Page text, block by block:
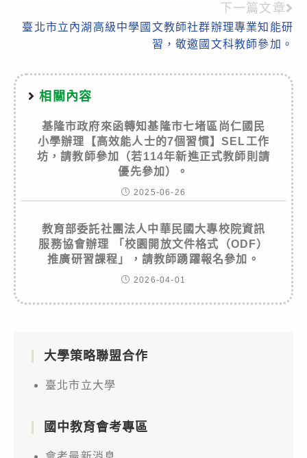
下一篇文章
臺北市立內湖高級中學國文教師社群辦理專業知能研
習，敬邀國文科教師參加。
相關內容
基隆市政府來函轉知基隆市七堵區尚仁國民
小學辦理【高效能人士的7個習慣】SEL工作
坊，請教師參加（若114年新進正式教師則請
優先參加）。
2025-06-26
教育部委託社團法人中華民國大專校院資訊
服務協會辦理 「校園開放文件格式（ODF）
推廣研習課程」，請教師踴躍報名參加。
2026-04-01
大學策略聯盟合作
臺北市立大學
國中教育會考專區